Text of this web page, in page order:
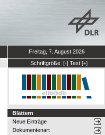
Freitag, 7. August 2026
Schriftgröße: [-] Text [+]
Blättern
Neue Einträge
Dokumentenart